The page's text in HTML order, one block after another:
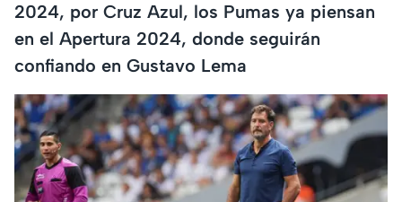
2024, por Cruz Azul, los Pumas ya piensan
en el Apertura 2024, donde seguirán
confiando en Gustavo Lema